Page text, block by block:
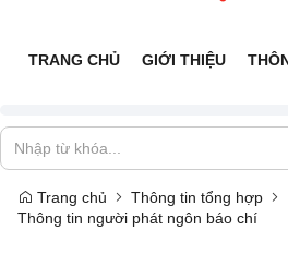
TRANG CHỦ GIỚI THIỆU
Trang chủ
Thông tin tổng hợp
Thông tin người phát ngôn báo chí